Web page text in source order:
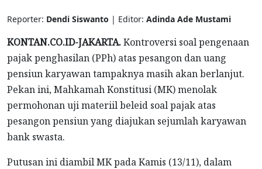
Reporter: Dendi Siswanto | Editor: Adinda Ade Mustami
KONTAN.CO.ID-JAKARTA.Kontroversi soal pengenaan
pajak penghasilan (PPh) atas pesangon dan uang
pensiun karyawan tampaknya masih akan berlanjut.
Pekan ini, Mahkamah Konstitusi (MK) menolak
permohonan uji materiil beleid soal pajak atas
pesangon pensiun yang diajukan sejumlah karyawan
bank swasta.
Putusan ini diambil MK pada Kamis (13/11), dalam